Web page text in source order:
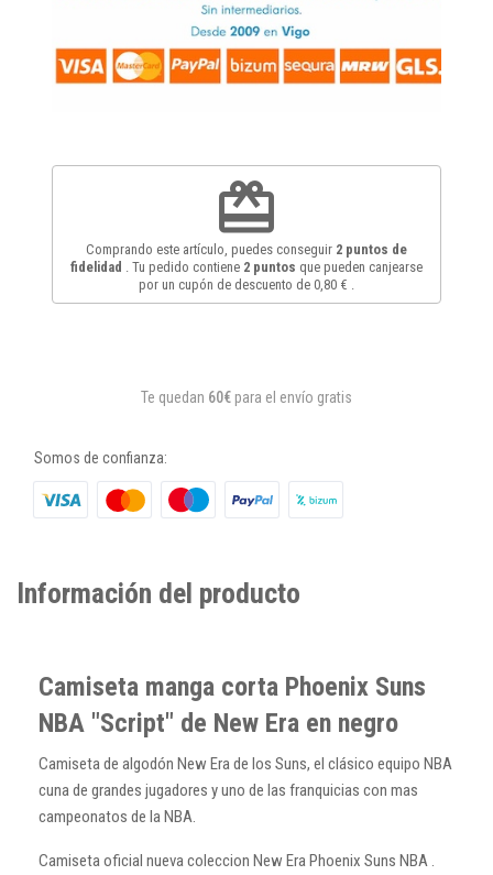
redeem
Comprando este artículo, puedes conseguir 2 puntos de
fidelidad
. Tu pedido contiene 2 puntos que pueden canjearse
por un cupón de descuento de 0,80 €
Te quedan 60€ para el envío gratis
Somos de confianza:
Información del producto
Camiseta manga corta Phoenix Suns
NBA "Script" de New Era en negro
Camiseta de algodón New Era de los Suns, el clásico equipo NBA
cuna de grandes jugadores y uno de las franquicias con mas
campeonatos de la NBA.
Camiseta oficial nueva coleccion New Era Phoenix Suns NBA .